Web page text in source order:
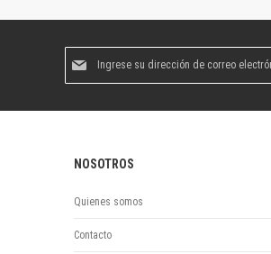
boletín
NOSOTROS
Quienes somos
Contacto